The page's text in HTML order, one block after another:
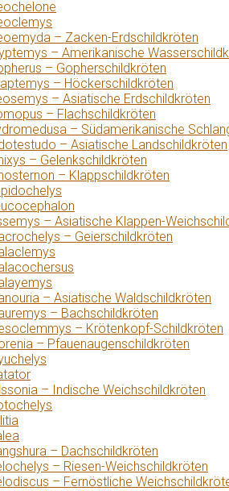
– Zacken-Erdschildkröten
– Amerikanische
– Gopherschildkröten
– Höckerschildkröten
– Asiatische Erdschildkröten
– Flachschildkröten
– Südamerikanische
– Asiatische Landschildkröten
– Gelenkschildkröten
– Klappschildkröten
– Asiatische Klappen-
– Geierschildkröten
– Asiatische Waldschildkröten
– Bachschildkröten
– Krötenkopf-Schildkröten
– Pfauenaugenschildkröten
– Indische Weichschildkröten
– Dachschildkröten
– Riesen-Weichschildkröten
– Fernöstliche